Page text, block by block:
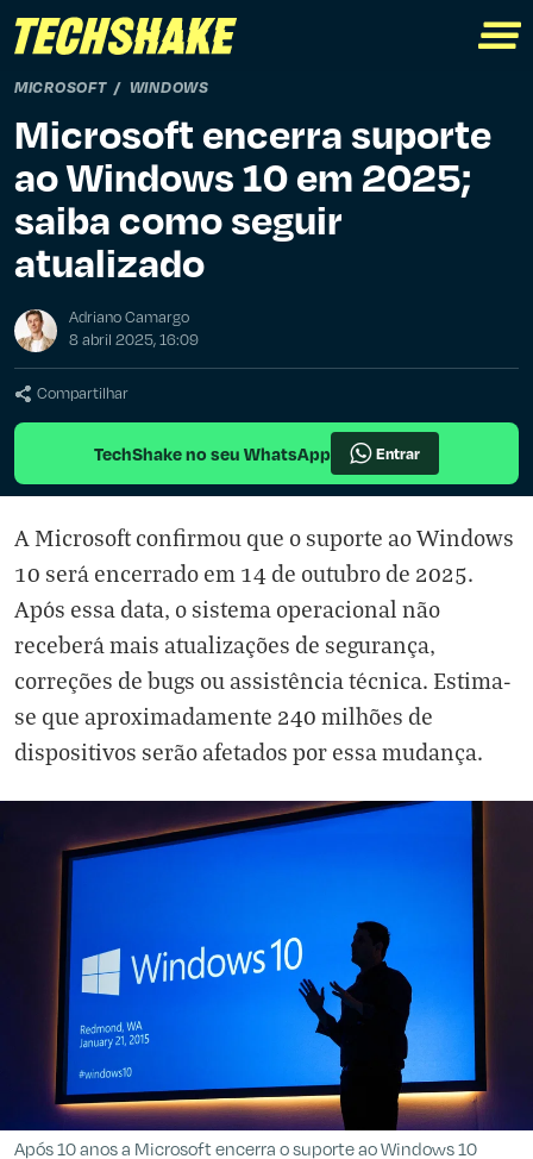
MICROSOFT WINDOWS
Microsoft encerra suporte
ao Windows 10 em 2025;
saiba como seguir
atualizado
Adriano Camargo
8 abril 2025, 16:09
Compartilhar
TechShake no seu WhatsApp Entrar
A Microsoft confirmou que o suporte ao Windows
10 será encerrado em 14 de outubro de 2025.
Após essa data, o sistema operacional não
receberá mais atualizações de segurança,
correções de bugs ou assistência técnica. Estima-
se que aproximadamente 240 milhões de
dispositivos serão afetados por essa mudança.
Após 10 anos a Microsoft encerra o suporte ao Windows 10